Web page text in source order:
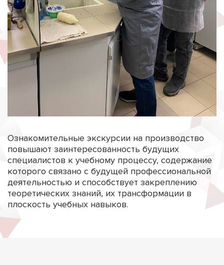
Ознакомительные экскурсии на производство
повышают заинтересованность будущих
специалистов к учебному процессу, содержание
которого связано с будущей профессиональной
деятельностью и способствует закреплению
теоретических знаний, их трансформации в
плоскость учебных навыков.